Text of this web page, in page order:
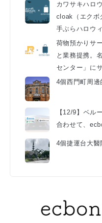
カワサキハロ
cloak（エクボ
手ぶらハロウ
荷物預かりサ
と業務提携。
センター」に
4個西門町周
【12/9】ベル
合わせて、
4個捷運台大